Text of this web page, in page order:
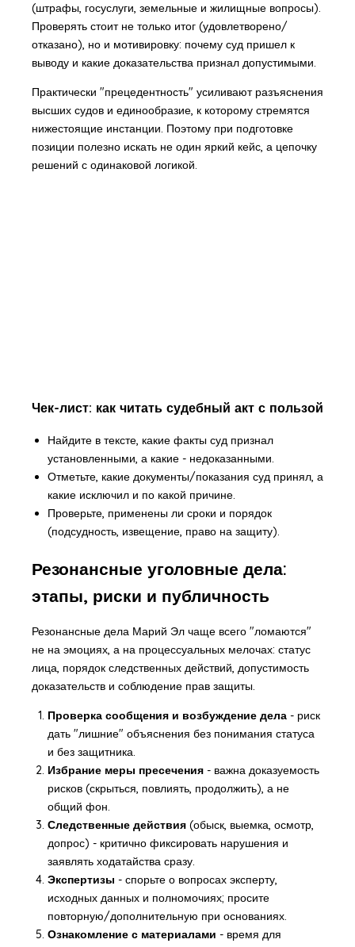
(штрафы, госуслуги, земельные и жилищные вопросы).
Проверять стоит не только итог (удовлетворено/
отказано), но и мотивировку: почему суд пришел к
выводу и какие доказательства признал допустимыми.
Практически "прецедентность" усиливают разъяснения
высших судов и единообразие, к которому стремятся
нижестоящие инстанции. Поэтому при подготовке
позиции полезно искать не один яркий кейс, а цепочку
решений с одинаковой логикой.
Чек-лист: как читать судебный акт с пользой
Найдите в тексте, какие факты суд признал
установленными, а какие - недоказанными.
Отметьте, какие документы/показания суд принял, а
какие исключил и по какой причине.
Проверьте, применены ли сроки и порядок
(подсудность, извещение, право на защиту).
Резонансные уголовные дела:
этапы, риски и публичность
Резонансные дела Марий Эл чаще всего "ломаются"
не на эмоциях, а на процессуальных мелочах: статус
лица, порядок следственных действий, допустимость
доказательств и соблюдение прав защиты.
Проверка сообщения и возбуждение дела- риск
дать "лишние" объяснения без понимания статуса
и без защитника.
Избрание меры пресечения- важна доказуемость
рисков (скрыться, повлиять, продолжить), а не
общий фон.
Следственные действия(обыск, выемка, осмотр,
допрос) - критично фиксировать нарушения и
заявлять ходатайства сразу.
Экспертизы - спорьте о вопросах эксперту,
исходных данных и полномочиях; просите
повторную/дополнительную при основаниях.
Ознакомление с материалами - время для